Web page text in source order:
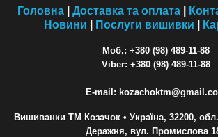
Головна| Доставка та оплата|
Новини
Послуги вишивки
Моб.: +380 (98) 489-11-88
Viber: +380 (98) 489-11-88
E-mail:
Вишиванки ТМ Козачок • Україна, 32200,
Деражня, вул. Промислова